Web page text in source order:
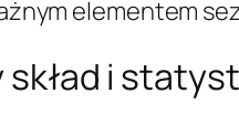
elementem
i